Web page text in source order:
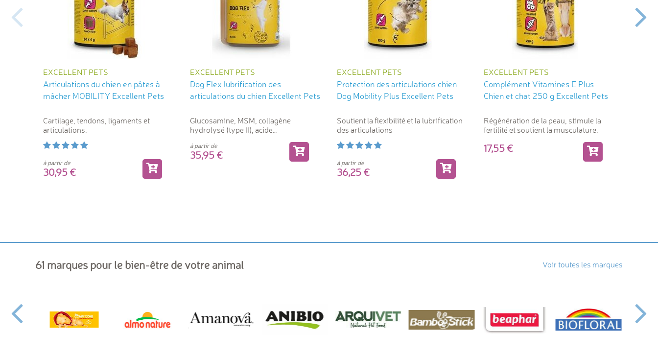
EXCELLENT PETS
Articulations du chien en pâtes à
mâcher MOBILITY Excellent Pets
Cartilage, tendons, ligaments et
articulations.
à partir de
30,95
EXCELLENT PETS
Dog Flex lubrification des
articulations du chien Excellent Pets
Glucosamine, MSM, collagène
hydrolysé (type II), acide
à partir de
35,95
EXCELLENT PETS
Protection des articulations chien
Dog Mobility Plus Excellent Pets
Soutient la flexibilité et la lubrification
des articulations
à partir de
36,25
EXCELLENT PETS
Complément Vitamines E Plus
Chien et chat 250 g Excellent Pets
Régénération de la peau, stimule la
fertilité et soutient la musculature.
17,55
61 marques pour le bien-être de votre animal Voir toutes les marques